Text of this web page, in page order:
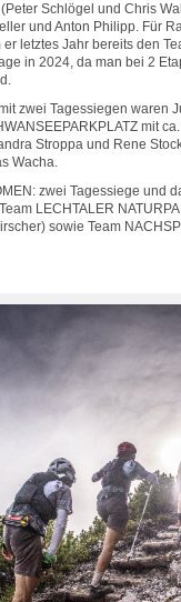
Schlögel und Chris
und Anton Philipp. Für
letztes Jahr bereits den
in 2024, da man bei 2
zwei Tagessiegen waren
mit
Stroppa und Rene
Wacha.
zwei Tagessiege und
LECHTALER
sowie Team